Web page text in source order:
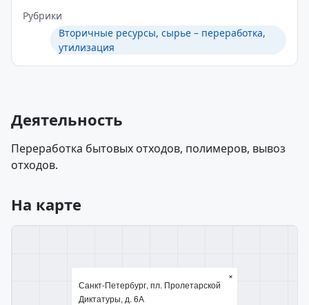
Рубрики
Вторичные ресурсы, сырье – переработка,
утилизация
Деятельность
Переработка бытовых отходов, полимеров, вывоз
отходов.
На карте
Санкт-Петербург, пл. Пролетарской
Диктатуры, д. 6А
×